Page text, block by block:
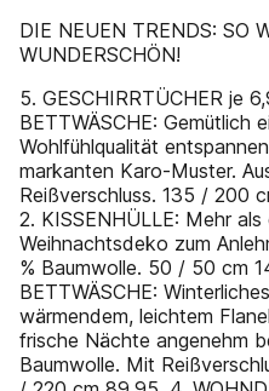
DIE NEUEN TRENDS: SO
WUNDERSCHÖN!
5. GESCHIRRTÜCHER je
BETTWÄSCHE: Gemütlich
Wohlfühlqualität
markanten Karo-Muster.
Reißverschluss. 135 / 200
2. KISSENHÜLLE: Mehr
Weihnachtsdeko zum
% Baumwolle. 50 / 50 cm
BETTWÄSCHE:
wärmendem, leichtem
frische Nächte angenehm
Baumwolle. Mit